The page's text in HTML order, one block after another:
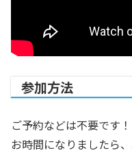
参加方法
ご予約などは不要です！
お時間になりましたら